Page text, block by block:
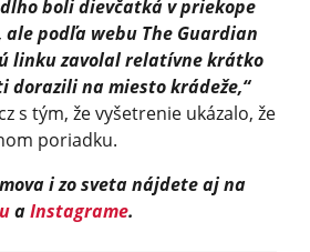
boli dievčatká v priekope
ale podľa webu The Guardian
linku zavolal relatívne krátko
dorazili na miesto krádeže,“
s tým, že vyšetrenie ukázalo, že
poriadku.
i zo sveta nájdete aj na
aInstagrame.